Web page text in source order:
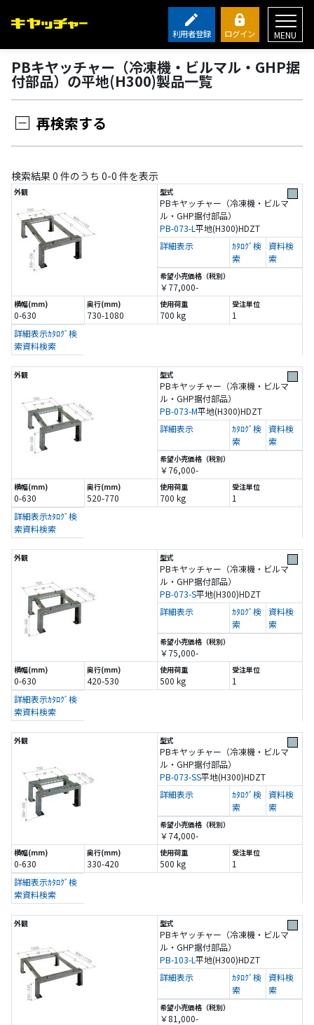
利用者登録 ログイン MENU
PBキヤッチャー（冷凍機・ビルマル・GHP据
付部品）の平地(H300)製品一覧
再検索する
検索結果 0 件のうち 0-0 件を表示
PBキヤッチャー（冷凍機・ビルマ
ル・GHP据付部品）
PB-073-L 平地(H300)HDZT
0-630 730-1080 700 kg 1
￥77,000-
詳細表示
ｶﾀﾛｸﾞ検
索
資料検
索
詳細表示ｶﾀﾛｸﾞ検
索資料検索
PBキヤッチャー（冷凍機・ビルマ
ル・GHP据付部品）
PB-073-M平地(H300)HDZT
0-630 520-770 700 kg 1
￥76,000-
詳細表示
ｶﾀﾛｸﾞ検
索
資料検
索
詳細表示ｶﾀﾛｸﾞ検
索資料検索
PBキヤッチャー（冷凍機・ビルマ
ル・GHP据付部品）
PB-073-S平地(H300)HDZT
0-630 420-530 500 kg 1
￥75,000-
詳細表示
ｶﾀﾛｸﾞ検
索
資料検
索
詳細表示ｶﾀﾛｸﾞ検
索資料検索
PBキヤッチャー（冷凍機・ビルマ
ル・GHP据付部品）
PB-073-SS平地(H300)HDZT
0-630 330-420 500 kg 1
￥74,000-
詳細表示
ｶﾀﾛｸﾞ検
索
資料検
索
詳細表示ｶﾀﾛｸﾞ検
索資料検索
PBキヤッチャー（冷凍機・ビルマ
ル・GHP据付部品）
PB-103-L 平地(H300)HDZT
￥81,000-
詳細表示
ｶﾀﾛｸﾞ検
索
資料検
索